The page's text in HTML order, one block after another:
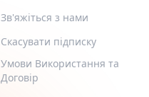
Зв'яжіться з нами
Скасувати підписку
Умови Використання та
Договір